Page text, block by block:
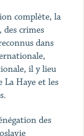
complète, la
des crimes
dans
il y lieu
La Haye et les
des